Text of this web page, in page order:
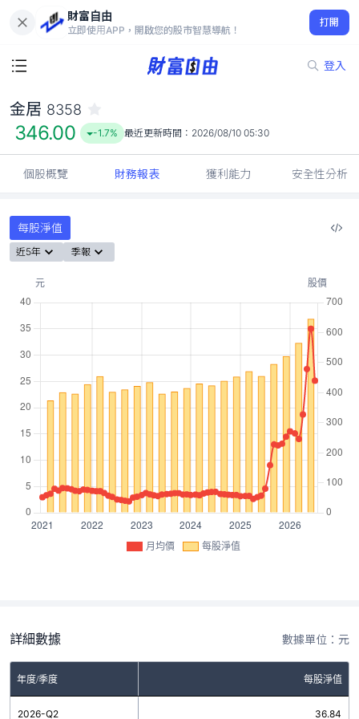
財富自由
立即使用APP，開啟您的股市智慧導航！
打開
登入
346.00
-1.7%
金居 8358
346.00 -1.7% 最近更新時間： 2026/08/10 05:30
個股概覽 財務報表 獲利能力 安全性分析
每股淨值
近5年 季報
月均價 每股淨值
詳細數據 數據單位：元
年度/季度 每股淨值
2026-Q2 36.84